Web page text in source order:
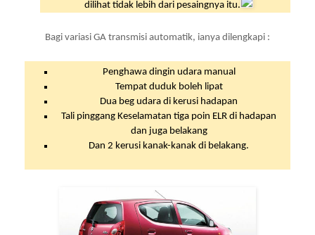
dilihat tidak lebih dari pesaingnya itu.
Bagi variasi GA transmisi automatik, ianya dilengkapi :
Penghawa dingin udara manual
Tempat duduk boleh lipat
Dua beg udara di kerusi hadapan
Tali pinggang Keselamatan tiga poin ELR di hadapan
dan juga belakang
Dan 2 kerusi kanak-kanak di belakang.